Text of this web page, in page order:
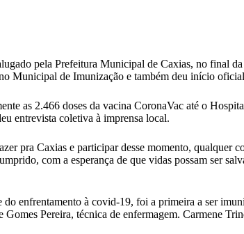
pela Prefeitura Municipal de Caxias, no final
Municipal de Imunização e também deu início
as 2.466 doses da vacina CoronaVac até o
entrevista coletiva à imprensa local.
pra Caxias e participar desse momento, qualquer
com a esperança de que vidas possam ser
enfrentamento à covid-19, foi a primeira a ser
Pereira, técnica de enfermagem. Carmene